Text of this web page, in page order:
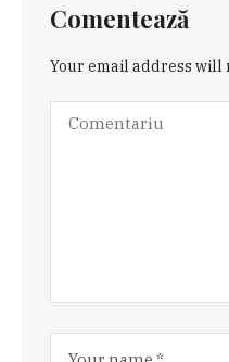
Comentează
Your email address will